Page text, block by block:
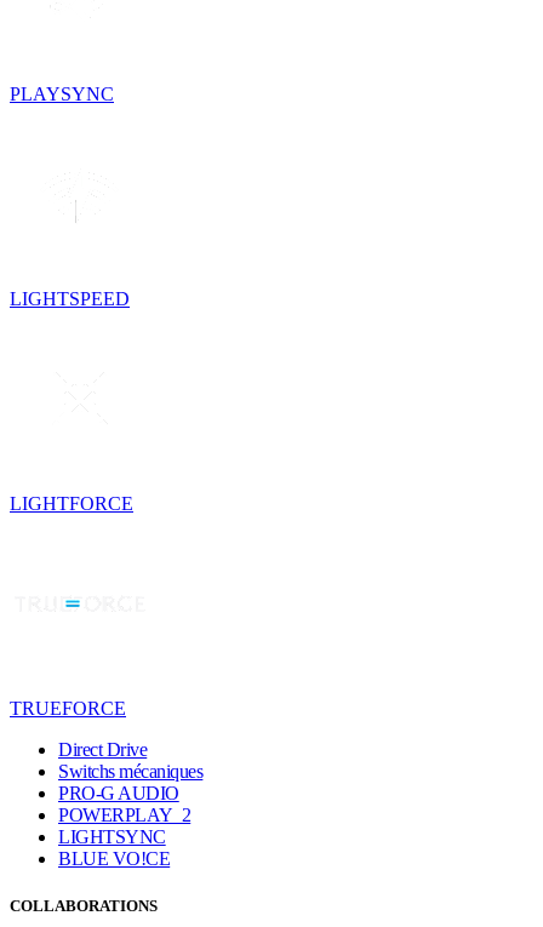
PLAYSYNC
LIGHTSPEED
LIGHTFORCE
TRUEFORCE
Direct Drive
Switchs mécaniques
PRO-G AUDIO
POWERPLAY 2
LIGHTSYNC
BLUE VO!CE
COLLABORATIONS